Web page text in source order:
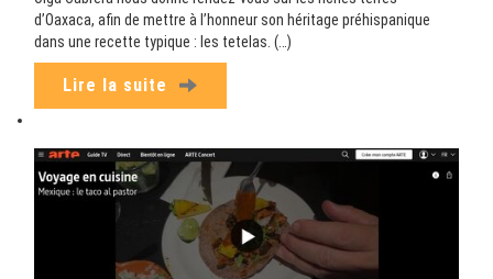
d’Oaxaca, afin de mettre à l’honneur son héritage préhispanique
dans une recette typique : les tetelas. (…)
Lire la suite